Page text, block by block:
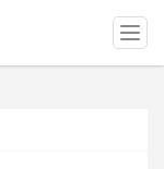
T
o